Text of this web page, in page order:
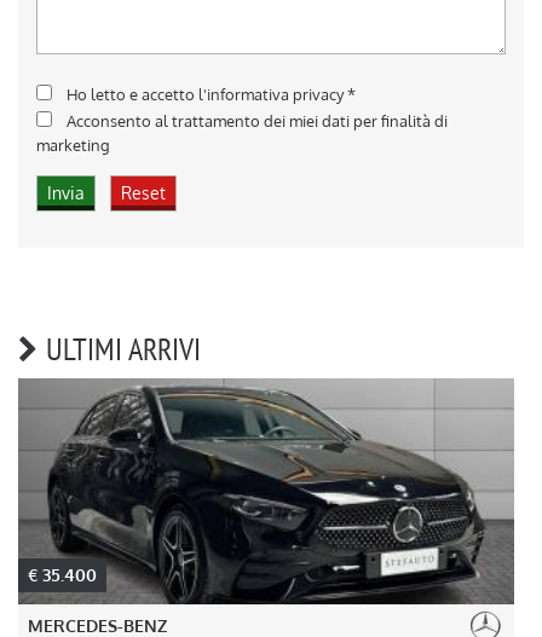
Ho letto e accetto l'informativa privacy*
Acconsento al trattamento dei miei dati per finalità di
marketing
ULTIMI ARRIVI
€ 45.000
MERCEDES-BENZ